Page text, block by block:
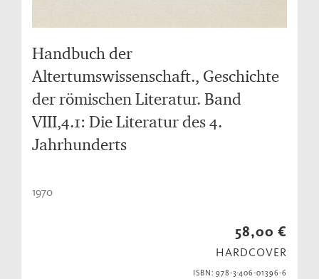
Handbuch der
Altertumswissenschaft., Geschichte
der römischen Literatur. Band
VIII,4.1: Die Literatur des 4.
Jahrhunderts
1970
58,00 €
HARDCOVER
ISBN: 978-3-406-01396-6